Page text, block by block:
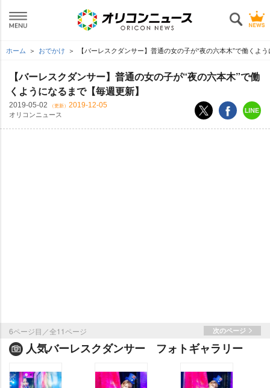
ホーム おでかけ 【バーレスクダンサー】普通の女の子が“夜の六本木”で働くよ
【バーレスクダンサー】普通の女の子が“夜の六本木”で働
くようになるまで【毎週更新】
2019-05-02 （更新） 2019-12-05
オリコンニュース
6ページ目／全11ページ 次のページ
人気バーレスクダンサー フォトギャラリー